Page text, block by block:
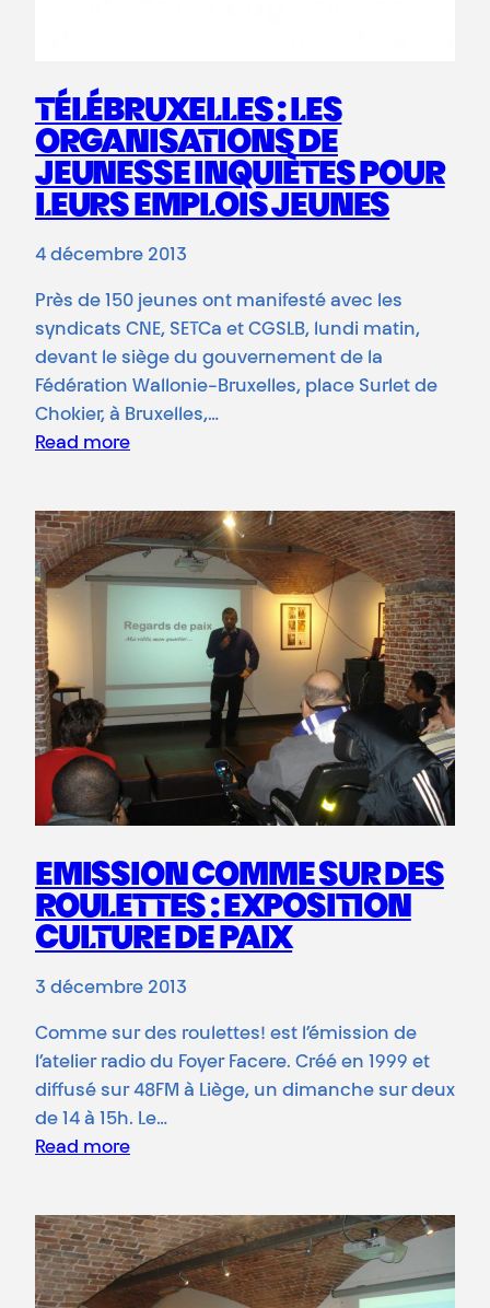
TÉLÉBRUXELLES : LES
ORGANISATIONS DE
JEUNESSE INQUIÈTES POUR
LEURS EMPLOIS JEUNES
4 décembre 2013
Près de 150 jeunes ont manifesté avec les
syndicats CNE, SETCa et CGSLB, lundi matin,
devant le siège du gouvernement de la
Fédération Wallonie-Bruxelles, place Surlet de
Chokier, à Bruxelles,…
Read more
EMISSION COMME SUR DES
ROULETTES : EXPOSITION
CULTURE DE PAIX
3 décembre 2013
Comme sur des roulettes! est l’émission de
l’atelier radio du Foyer Facere. Créé en 1999 et
diffusé sur 48FM à Liège, un dimanche sur deux
de 14 à 15h. Le…
Read more